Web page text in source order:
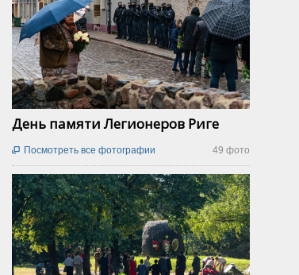
День памяти Легионеров Риге
49 фото
 Посмотреть все фотографии